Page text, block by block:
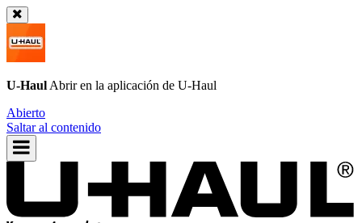
U-Haul Abrir en la aplicación de U-Haul
Abierto
Saltar al contenido